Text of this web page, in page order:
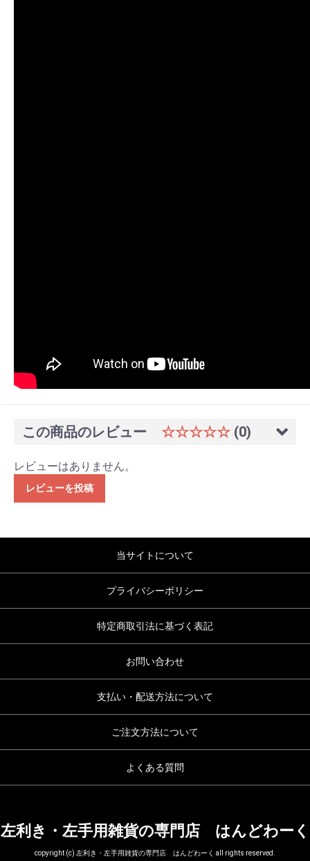
この商品のレビュー ☆☆☆☆☆ (0)
レビューはありません。
レビューを投稿
当サイトについて
プライバシーポリシー
特定商取引法に基づく表記
お問い合わせ
支払い・配送方法について
ご注文方法について
よくある質問
左利き・左手用雑貨の専門店 はんどわーく
copyright (c) 左利き・左手用雑貨の専門店 はんどわーく all rights reserved.